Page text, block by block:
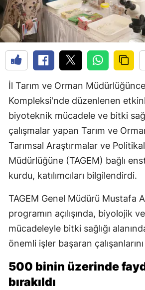
İl Tarım ve Orman
Kompleksi'nde düzenlenen
biyoteknik mücadele ve bitki
çalışmalar yapan Tarım ve
Tarımsal Araştırmalar ve
Müdürlüğüne (TAGEM) bağlı
kurdu, katılımcıları bilgilendirdi.
TAGEM Genel Müdürü Mustafa
programın açılışında, biyolojik
mücadeleyle bitki sağlığı
önemli işler başaran
500 binin üzerinde
bırakıldı